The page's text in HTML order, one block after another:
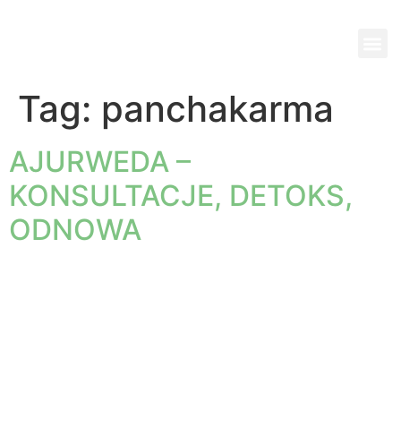
Tag: panchakarma
AJURWEDA –
KONSULTACJE, DETOKS,
ODNOWA